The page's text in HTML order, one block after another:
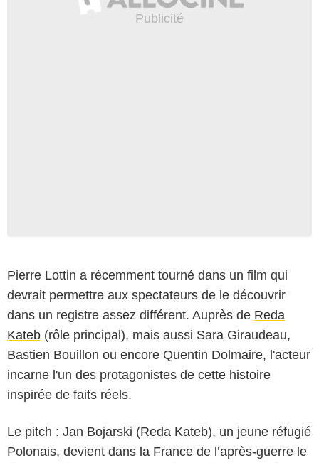
Pierre Lottin a récemment tourné dans un film qui
devrait permettre aux spectateurs de le découvrir
dans un registre assez différent. Auprès de Reda
Kateb (rôle principal), mais aussi Sara Giraudeau,
Bastien Bouillon ou encore Quentin Dolmaire, l'acteur
incarne l'un des protagonistes de cette histoire
inspirée de faits réels.
Le pitch : Jan Bojarski (Reda Kateb), un jeune réfugié
Polonais, devient dans la France de l’après-guerre le